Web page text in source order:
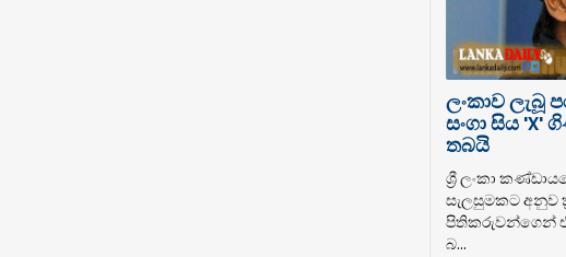
ලංකාව ලැබූ
සංගා සිය
තබයි
ශ්‍රී ලංකා
සැලසුමකට අනුව
පිතිකරුවන්ගෙන්
බ...